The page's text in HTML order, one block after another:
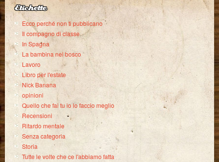
Etichette
Ecco perché non ti pubblicano
Il compagno di classe
In Spagna
La bambina nel bosco
Lavoro
Libro per l'estate
Nick Banana
opinioni
Quello che fai tu io lo faccio meglio
Recensioni
Ritardo mentale
Senza categoria
Storia
Tutte le volte che ce l'abbiamo fatta